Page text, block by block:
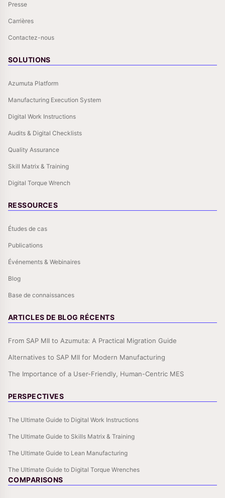
Presse
Carrières
Contactez-nous
SOLUTIONS
Azumuta Platform
Manufacturing Execution System
Digital Work Instructions
Audits & Digital Checklists
Quality Assurance
Skill Matrix & Training
Digital Torque Wrench
RESSOURCES
Études de cas
Publications
Événements & Webinaires
Blog
Base de connaissances
ARTICLES DE BLOG RÉCENTS
From SAP MII to Azumuta: A Practical Migration Guide
Alternatives to SAP MII for Modern Manufacturing
The Importance of a User-Friendly, Human-Centric MES
PERSPECTIVES
The Ultimate Guide to Digital Work Instructions
The Ultimate Guide to Skills Matrix & Training
The Ultimate Guide to Lean Manufacturing
The Ultimate Guide to Digital Torque Wrenches
COMPARISONS